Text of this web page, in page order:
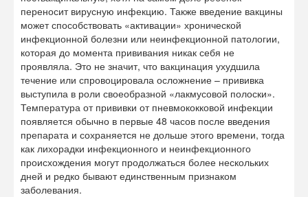
переносит вирусную инфекцию. Также введение вакцины
может способствовать «активации» хронической
инфекционной болезни или неинфекционной патологии,
которая до момента прививания никак себя не
проявляла. Это не значит, что вакцинация ухудшила
течение или спровоцировала осложнение – прививка
выступила в роли своеобразной «лакмусовой полоски».
Температура от прививки от пневмококковой инфекции
появляется обычно в первые 48 часов после введения
препарата и сохраняется не дольше этого времени, тогда
как лихорадки инфекционного и неинфекционного
происхождения могут продолжаться более нескольких
дней и редко бывают единственным признаком
заболевания.